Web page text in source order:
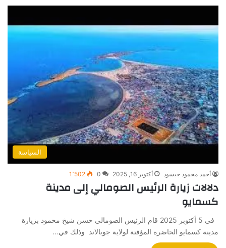
السياسة
أحمد محمود جيسود أكتوبر 16, 2025 0 1٬502
دلالات زيارة الرئيس الصومالي إلى مدينة
كسمايو
في 5 أكتوبر 2025 قام الرئيس الصومالي حسن شيخ محمود بزيارة
مدينة كسمايو الحاضرة المؤقتة لولاية جوبالاند وذلك في…